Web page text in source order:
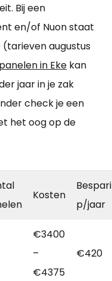
Bij een
en/of Nuon staat
augustus
in Eke kan
jaar in je zak
check je een
het oog op de
Kosten
p/jaar
€3400
–
€4375
€420